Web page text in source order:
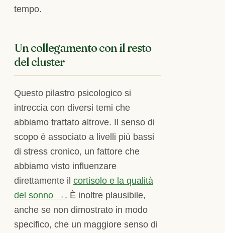
tempo.
Un collegamento con il resto
del cluster
Questo pilastro psicologico si
intreccia con diversi temi che
abbiamo trattato altrove. Il senso di
scopo è associato a livelli più bassi
di stress cronico, un fattore che
abbiamo visto influenzare
direttamente il cortisolo e la qualità
del sonno → . È inoltre plausibile,
anche se non dimostrato in modo
specifico, che un maggiore senso di